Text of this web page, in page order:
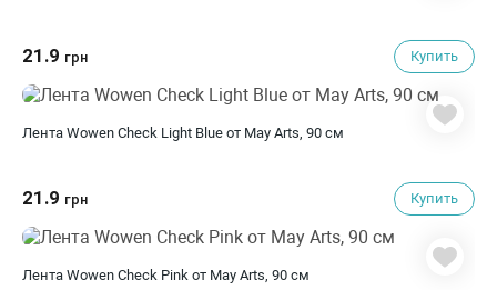
21.9 грн Купить
Лента Wowen Check Light Blue от May Arts, 90 см
21.9 грн Купить
Лента Wowen Check Pink от May Arts, 90 см